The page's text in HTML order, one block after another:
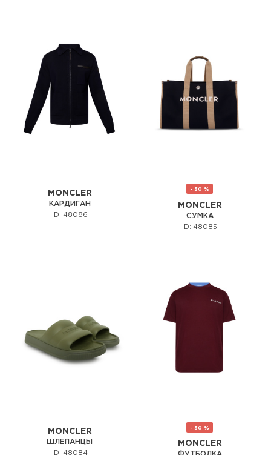
MONCLER
КАРДИГАН
ID: 48086
- 30 %
MONCLER
СУМКА
ID: 48085
MONCLER
ШЛЕПАНЦЫ
ID: 48084
- 30 %
MONCLER